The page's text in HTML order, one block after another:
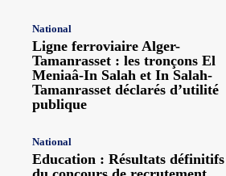
National
Ligne ferroviaire Alger-
Tamanrasset : les tronçons El
Meniaâ-In Salah et In Salah-
Tamanrasset déclarés d’utilité
publique
National
Education : Résultats définitifs